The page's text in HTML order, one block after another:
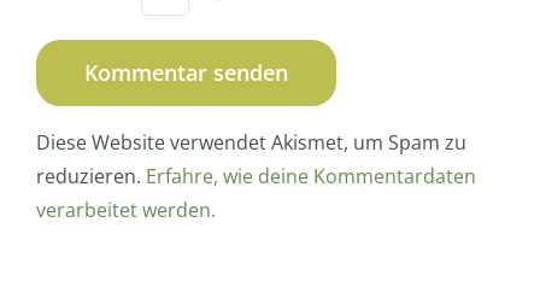
Diese Website verwendet Akismet, um Spam zu
reduzieren. Erfahre, wie deine Kommentardaten
verarbeitet werden.